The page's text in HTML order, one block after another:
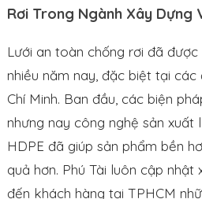
Rơi Trong Ngành Xây Dựng
Lưới an toàn chống rơi đã
nhiều năm nay, đặc biệt tại các
Chí Minh. Ban đầu, các biện
nhưng nay công nghệ sản xuất
HDPE đã giúp sản phẩm bền
quả hơn. Phú Tài luôn cập nhật
đến khách hàng tại TPHCM